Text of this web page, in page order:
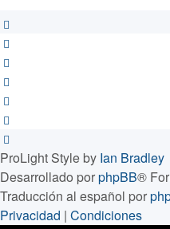
ProLight Style by Ian Bradley
Desarrollado porphpBB®
Traducción al español por
Privacidad | Condiciones